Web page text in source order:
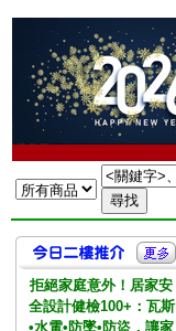
拒絕家庭意外！居家安
全設計健檢100+：瓦斯
•水電•防墜•防盜，讓家